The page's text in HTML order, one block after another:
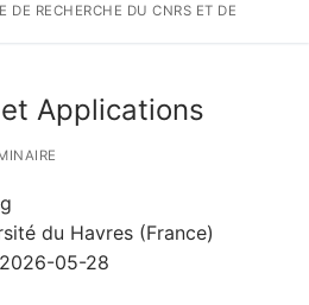
DE RECHERCHE DU CNRS ET DE
Rechercher :
Applications
du Havres (France)
05-28